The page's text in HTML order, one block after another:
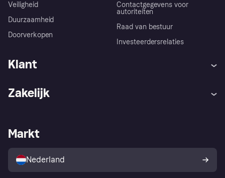
Veiligheid
Duurzaamheid
Doorverkopen
Contactgegevens voor
autoriteiten
Raad van bestuur
Investeerdersrelaties
Klant
Winkeloverzicht
Kopersbescherming voor
consumenten
Zakelijk
Zakelijke login
Markt
Nederland